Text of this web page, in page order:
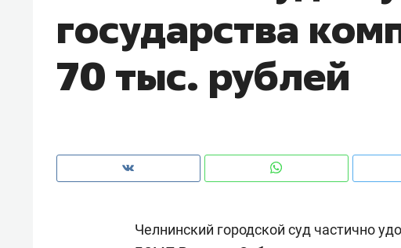
государства
70 тыс. рублей
Челнинский городской суд частично
чем интересен Оман?